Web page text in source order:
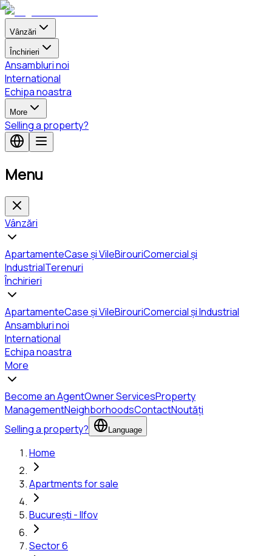
Vânzări
Închirieri
Ansambluri noi
International
Echipa noastra
More
Selling a property?
Menu
Vânzări
ApartamenteCase și VileBirouriComercial și
IndustrialTerenuri
Închirieri
ApartamenteCase și VileBirouriComercial și Industrial
Ansambluri noi
International
Echipa noastra
More
Become an AgentOwner ServicesProperty
ManagementNeighborhoodsContactNoutăți
Selling a property?
Language
Home
Apartments for sale
București - Ilfov
Sector 6